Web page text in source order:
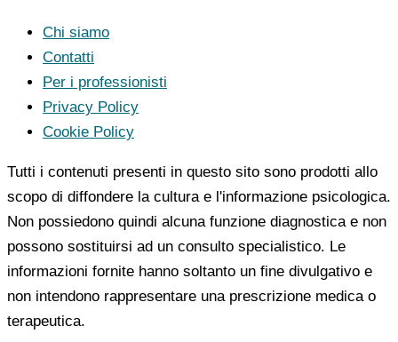
Chi siamo
Contatti
Per i professionisti
Privacy Policy
Cookie Policy
Tutti i contenuti presenti in questo sito sono prodotti allo
scopo di diffondere la cultura e l'informazione psicologica.
Non possiedono quindi alcuna funzione diagnostica e non
possono sostituirsi ad un consulto specialistico. Le
informazioni fornite hanno soltanto un fine divulgativo e
non intendono rappresentare una prescrizione medica o
terapeutica.